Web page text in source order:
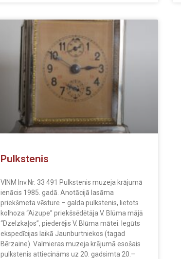
Pulkstenis
VlNM Inv.Nr. 33 491 Pulkstenis muzeja krājumā
ienācis 1985. gadā. Anotācijā lasāma
priekšmeta vēsture – galda pulkstenis, lietots
kolhoza “Aizupe” priekšsēdētāja V. Blūma mājā
“Dzelzkaļos”, piederējis V. Blūma mātei. Iegūts
ekspedīcijas laikā Jaunburtniekos (tagad
Bērzaine). Valmieras muzeja krājumā esošais
pulkstenis attiecināms uz 20. gadsimta 20.–